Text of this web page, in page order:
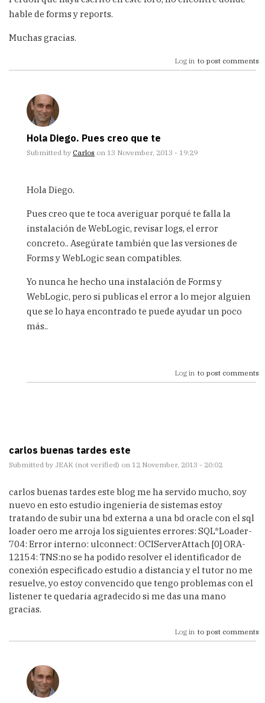
hable de forms y reports.
Muchas gracias.
Log in to post comments
Hola Diego. Pues creo que te
Submitted by Carlos on 13 November, 2013 - 19:29
reply
Hola
Quise
intentar
by
Hola Diego.
Pues creo que te toca averiguar porqué te falla la
instalación de WebLogic, revisar logs, el error
concreto.. Asegúrate también que las versiones de
Forms y WebLogic sean compatibles.
Yo nunca he hecho una instalación de Forms y
WebLogic, pero si publicas el error a lo mejor alguien
que se lo haya encontrado te puede ayudar un poco
más..
Log in to post comments
carlos buenas tardes este
Submitted by JEAK (not verified) on 12 November, 2013 - 20:02
carlos buenas tardes este blog me ha servido mucho, soy
nuevo en esto estudio ingenieria de sistemas estoy
tratando de subir una bd externa a una bd oracle con el sql
loader oero me arroja los siguientes errores: SQL*Loader-
704: Error interno: ulconnect: OCIServerAttach [0] ORA-
12154: TNS:no se ha podido resolver el identificador de
conexión especificado estudio a distancia y el tutor no me
resuelve, yo estoy convencido que tengo problemas con el
listener te quedaria agradecido si me das una mano
gracias.
Log in to post comments